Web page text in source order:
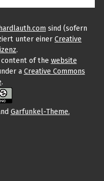
sind (sofern
unter einer Creative
.
of the website
a Creative Commons
.
Garfunkel-Theme.